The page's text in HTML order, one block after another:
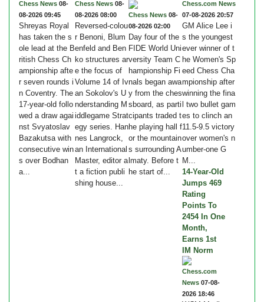
Chess News 08-
08-2026 09:45
Shreyas Royal
has taken the s
ole lead at the B
ritish Chess Ch
ampionship afte
r seven rounds i
n Coventry. The
17-year-old follo
wed a draw agai
nst Svyatoslav
Bazakutsa with
consecutive win
s over Bodhan
a...
Chess News 08-
08-2026 08:00
Reversed-colou
r Benoni, Blum
enfeld and Ben
ko structures ar
e the focus of
Volume 14 of Iv
an Sokolov's U
nderstanding M
iddlegame Strat
egy series. Han
nes Langrock,
an International
Master, editor a
t a fiction publi
shing house...
Chess News 08-
08-2026 02:00
Day four of the
FIDE World Uni
versity Team C
hampionship Fi
nals began awa
y from the ches
sboard, as parti
cipants traded t
he playing hall f
or the mountain
s surrounding A
lmaty. Before t
he start of...
Chess.com News
07-08-2026 20:57
GM Alice Lee i
s the youngest
ever winner of t
he Women's Sp
eed Chess Cha
mpionship after
winning the fina
l two bullet gam
es to clinch an
11.5-9.5 victory
over women's n
umber-one G
M...
14-Year-Old
Jumps 469
Rating
Points To
2454 In One
Month,
Earns 1st
IM Norm
Chess.com
News 07-08-
2026 18:46